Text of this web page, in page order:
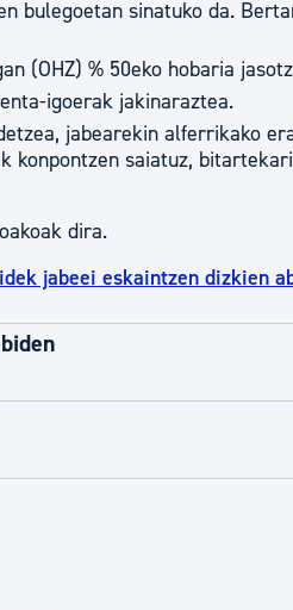
bulegoetan sinatuko da.
(OHZ) % 50eko hobaria
igoerak jakinaraztea.
jabearekin alferrikako
konpontzen saiatuz,
dira.
jabeei eskaintzen dizkien